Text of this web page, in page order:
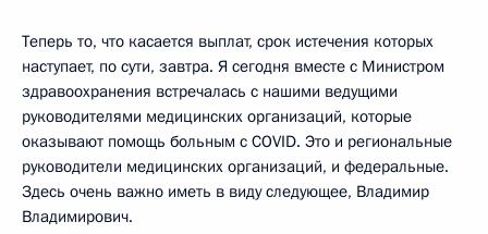
Теперь то, что касается выплат, срок истечения которых
наступает, по сути, завтра. Я сегодня вместе с Министром
здравоохранения встречалась с нашими ведущими
руководителями медицинских организаций, которые
оказывают помощь больным с COVID. Это и региональные
руководители медицинских организаций, и федеральные.
Здесь очень важно иметь в виду следующее, Владимир
Владимирович.